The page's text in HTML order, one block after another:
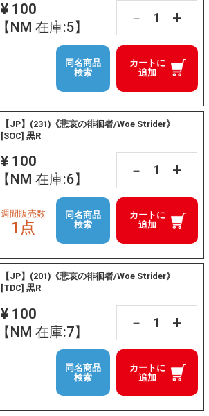
¥ 100
【NM 在庫:5】
－ +
カートに
追加
同名商品
検索
【JP】(231)《悲哀の徘徊者/Woe Strider》
[SOC] 黒R
¥ 100
【NM 在庫:6】
－ +
カートに
追加
週間販売数
1点
同名商品
検索
【JP】(201)《悲哀の徘徊者/Woe Strider》
[TDC] 黒R
¥ 100
【NM 在庫:7】
－ +
カートに
追加
同名商品
検索